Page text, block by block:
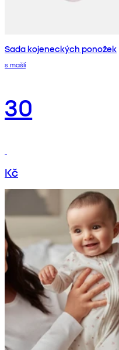
Sada kojeneckých ponožek
s mašlí
30
Kč